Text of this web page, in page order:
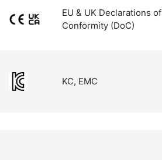
EU & UK Declarations of
Conformity (DoC)
KC, EMC